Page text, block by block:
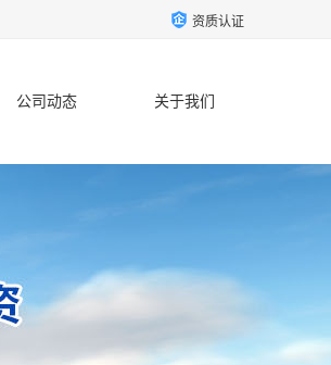
资质认证
公司动态 关于我们